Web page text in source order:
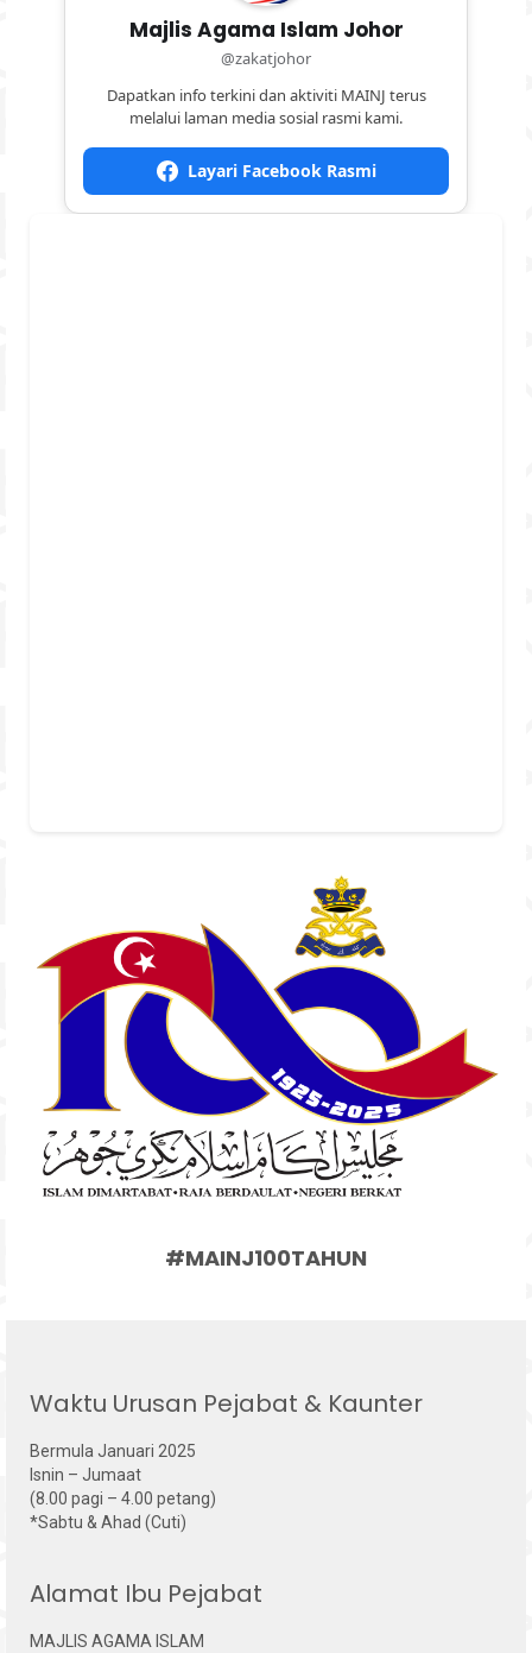
Majlis Agama Islam Johor
@zakatjohor
Dapatkan info terkini dan aktiviti MAINJ terus
melalui laman media sosial rasmi kami.
Layari Facebook Rasmi
#MAINJ100TAHUN
Waktu Urusan Pejabat & Kaunter
Bermula Januari 2025
Isnin – Jumaat
(8.00 pagi – 4.00 petang)
*Sabtu & Ahad (Cuti)
Alamat Ibu Pejabat
MAJLIS AGAMA ISLAM